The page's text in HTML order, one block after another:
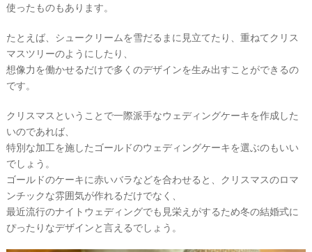
使ったものもあります。
たとえば、シュークリームを雪だるまに見立てたり、重ねてクリス
マスツリーのようにしたり、
想像力を働かせるだけで多くのデザインを生み出すことができるの
です。
クリスマスということで一際派手なウェディングケーキを作成した
いのであれば、
特別な加工を施したゴールドのウェディングケーキを選ぶのもいい
でしょう。
ゴールドのケーキに赤いバラなどを合わせると、クリスマスのロマ
ンチックな雰囲気が作れるだけでなく、
最近流行のナイトウェディングでも見栄えがするため冬の結婚式に
ぴったりなデザインと言えるでしょう。